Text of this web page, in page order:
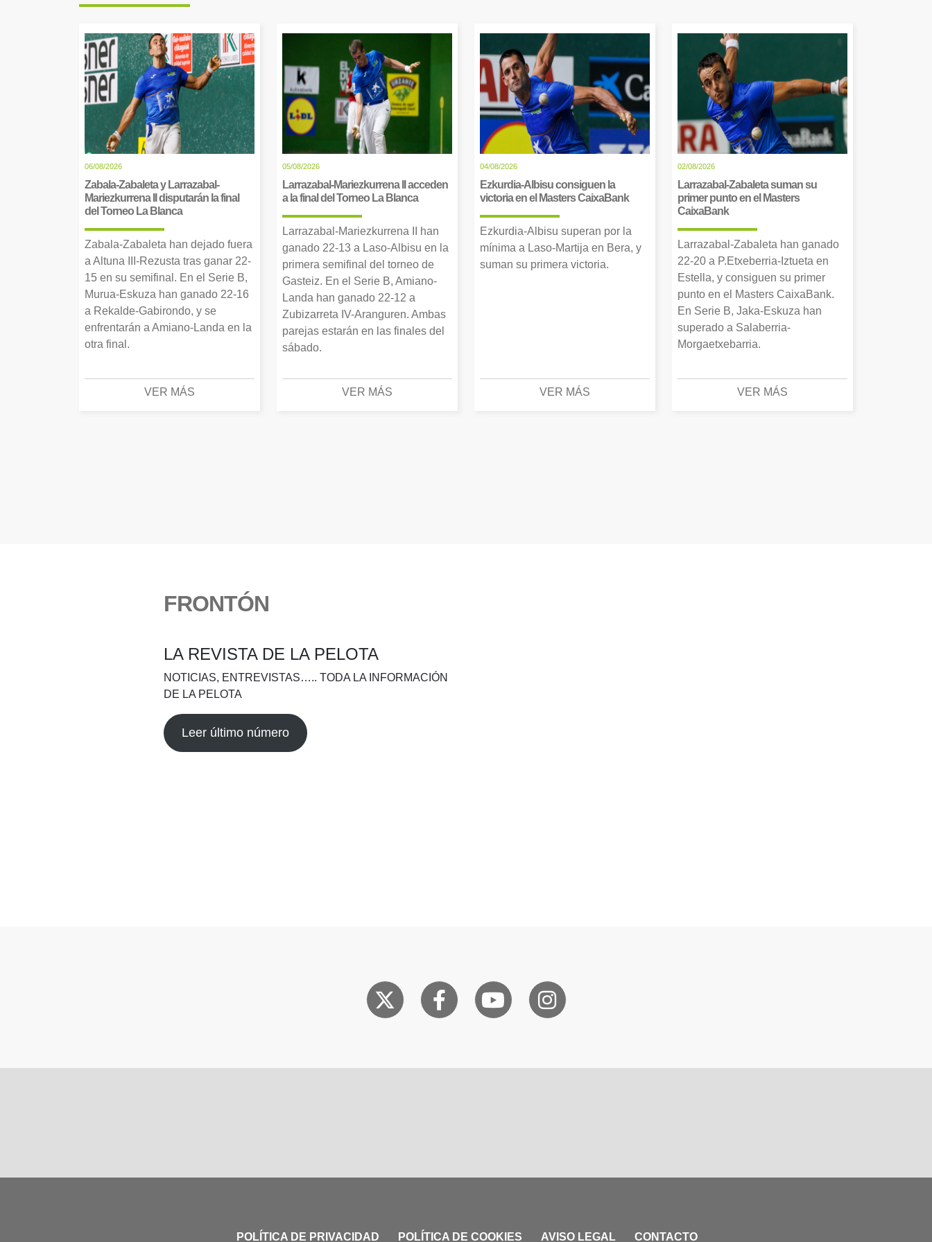
06/08/2026
Zabala-Zabaleta y Larrazabal-
Mariezkurrena II disputarán la final
del Torneo La Blanca
Zabala-Zabaleta han dejado fuera
a Altuna III-Rezusta tras ganar 22-
15 en su semifinal. En el Serie B,
Murua-Eskuza han ganado 22-16
a Rekalde-Gabirondo, y se
enfrentarán a Amiano-Landa en la
otra final.
VER MÁS
05/08/2026
Larrazabal-Mariezkurrena II acceden
a la final del Torneo La Blanca
Larrazabal-Mariezkurrena II han
ganado 22-13 a Laso-Albisu en la
primera semifinal del torneo de
Gasteiz. En el Serie B, Amiano-
Landa han ganado 22-12 a
Zubizarreta IV-Aranguren. Ambas
parejas estarán en las finales del
sábado.
VER MÁS
04/08/2026
Ezkurdia-Albisu consiguen la
victoria en el Masters CaixaBank
Ezkurdia-Albisu superan por la
mínima a Laso-Martija en Bera, y
suman su primera victoria.
VER MÁS
02/08/2026
Larrazabal-Zabaleta suman su
primer punto en el Masters
CaixaBank
Larrazabal-Zabaleta han ganado
22-20 a P.Etxeberria-Iztueta en
Estella, y consiguen su primer
punto en el Masters CaixaBank.
En Serie B, Jaka-Eskuza han
superado a Salaberria-
Morgaetxebarria.
VER MÁS
FRONTÓN
LA REVISTA DE LA PELOTA
NOTICIAS, ENTREVISTAS….. TODA LA INFORMACIÓN
DE LA PELOTA
Leer último número
POLÍTICA DE PRIVACIDAD POLÍTICA DE COOKIES AVISO LEGAL CONTACTO